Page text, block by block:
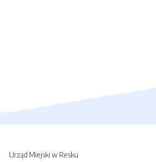
Urząd Miejski w Resku